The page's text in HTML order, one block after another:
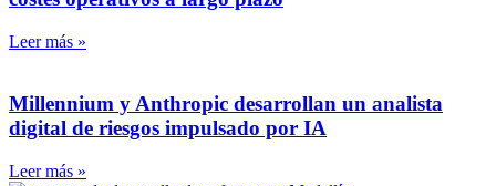
Leer más »
Millennium y Anthropic desarrollan un analista
digital de riesgos impulsado por IA
Leer más »